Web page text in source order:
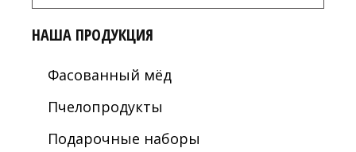
НАША ПРОДУКЦИЯ
Фасованный мёд
Пчелопродукты
Подарочные наборы